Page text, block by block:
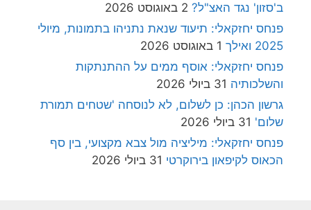
ב'סזון' נגד האצ"ל? 2 באוגוסט 2026
פנחס יחזקאלי: תיעוד שנאת נתניהו בתמונות, מיולי
2025 ואילך
1 באוגוסט 2026
פנחס יחזקאלי: אוסף ממים על ההתנתקות
והשלכותיה 31 ביולי 2026
גרשון הכהן: כן לשלום, לא לנוסחה 'שטחים תמורת
שלום' 31 ביולי 2026
פנחס יחזקאלי: מיליציה מול צבא מקצועי, בין סף
הכאוס לקיפאון בירוקרטי 31 ביולי 2026